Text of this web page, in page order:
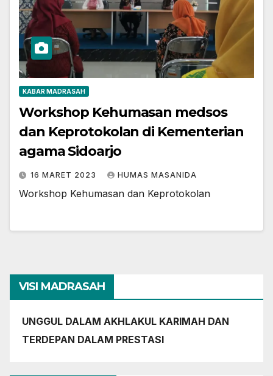
KABAR MADRASAH
Workshop Kehumasan medsos
dan Keprotokolan di Kementerian
agama Sidoarjo
16 MARET 2023 HUMAS MASANIDA
Workshop Kehumasan dan Keprotokolan
VISI MADRASAH
UNGGUL DALAM AKHLAKUL KARIMAH DAN
TERDEPAN DALAM PRESTASI